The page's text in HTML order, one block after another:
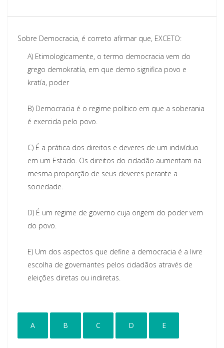
Sobre Democracia, é correto afirmar que, EXCETO:
A) Etimologicamente, o termo democracia vem do
grego demokratía, em que demo significa povo e
kratía, poder
B) Democracia é o regime político em que a soberania
é exercida pelo povo.
C) É a prática dos direitos e deveres de um indivíduo
em um Estado. Os direitos do cidadão aumentam na
mesma proporção de seus deveres perante a
sociedade.
D) É um regime de governo cuja origem do poder vem
do povo.
E) Um dos aspectos que define a democracia é a livre
escolha de governantes pelos cidadãos através de
eleições diretas ou indiretas.
A B C D E